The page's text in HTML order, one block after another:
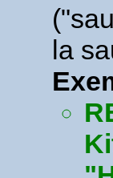
la